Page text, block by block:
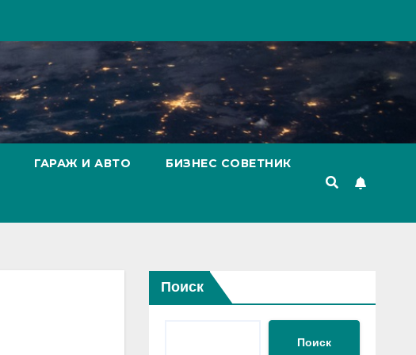
ГАРАЖ И АВТО БИЗНЕС СОВЕТНИК
Поиск
Поиск